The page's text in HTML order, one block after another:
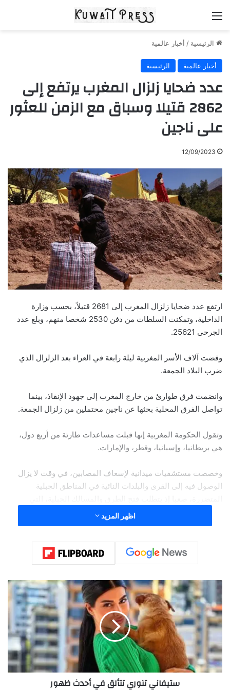
الرئيسية / أخبار عالمية
أخبار عالمية الرئيسية
عدد ضحايا زلزال المغرب يرتفع إلى
2862 قتيلا وسباق مع الزمن للعثور
على ناجين
12/09/2023
ارتفع عدد ضحايا زلزال المغرب إلى 2681 قتيلاً، بحسب وزارة
الداخلية، وتمكنت السلطات من دفن 2530 شخصا منهم، وبلغ عدد
الجرحى 25621.
وقضت آلاف الأسر المغربية ليلة رابعة في العراء بعد الزلزال الذي
ضرب البلاد الجمعة.
وانضمت فرق طوارئ من خارج المغرب إلى جهود الإنقاذ، بينما
تواصل الفرق المحلية بحثها عن ناجين محتملين من زلزال الجمعة.
وتقول الحكومة المغربية إنها قبلت مساعدات طارئة من أربع دول،
هي بريطانيا، وإسبانيا، وقطر، والإمارات.
وخصصت مستشفيات ميدانية لإسعاف المصابين، في وقت لا يزال
الوصول فيه إلى القرى والبلدات النائية في المناطق الجبلية
تقطعت من جراء الزلزال، وفقا لناشطين محليين.
اظهر المزيد
س
ت
ي
ف
ا
ي
ت
ن
ستيفاني تنوري تتألق في أحدث ظهور